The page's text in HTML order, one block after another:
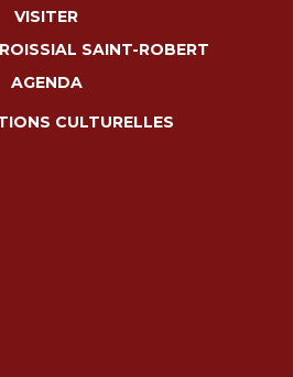
VISITER
SAINT-ROBERT
AGENDA
CULTURELLES